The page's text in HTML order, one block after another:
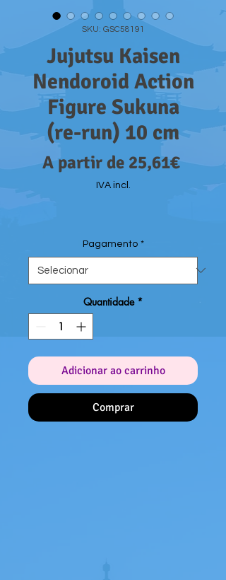
SKU: GSC58191
Jujutsu Kaisen
Nendoroid Action
Figure Sukuna
(re-run) 10 cm
A partir de 25,61€Preço
IVA incl.
Pagamento *
Quantidade *
Adicionar ao carrinho
Comprar